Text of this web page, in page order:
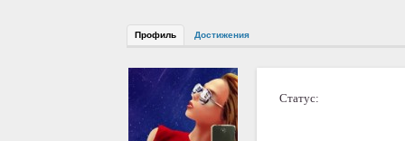
Профиль Достижения
Статус: